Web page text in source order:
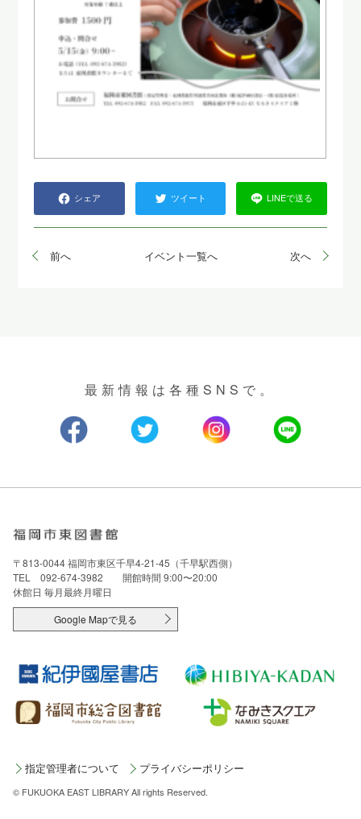
シェア ツイート LINEで送る
前へ イベント一覧へ 次へ
最新情報は各種SNSで。
〒813-0044 福岡市東区千早4-21-45（千早駅西側）
TEL 092-674-3982 開館時間 9:00〜20:00
休館日 毎月最終月曜日
Google Mapで見る
指定管理者について プライバシーポリシー
© FUKUOKA EAST LIBRARY All rights Reserved.